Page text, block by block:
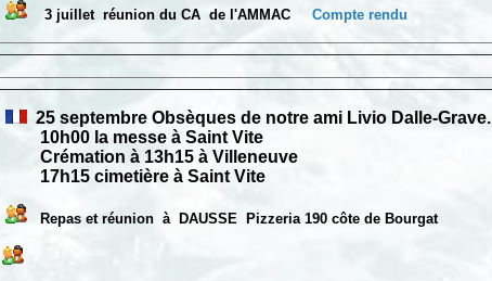
3 juillet réunion du CA de l'AMMAC Compte rendu
25 septembre Obsèques de notre ami Livio Dalle-Grave.
10h00 la messe à Saint Vite
Crémation à 13h15 à Villeneuve
17h15 cimetière à Saint Vite
Repas et réunion à DAUSSE Pizzeria 190 côte de Bourgat